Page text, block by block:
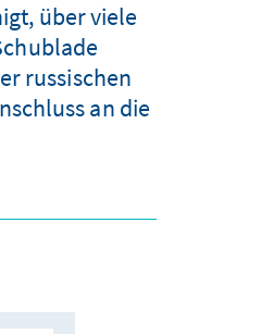
über viele
russischen
an die